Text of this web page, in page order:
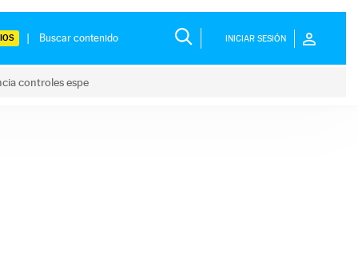
INICIAR SESIÓN
controles espe